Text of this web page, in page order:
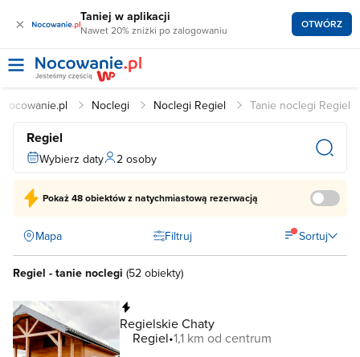
× Taniej w aplikacji
Nawet 20% zniżki po zalogowaniu OTWÓRZ
Nocowanie.pl Noclegi Noclegi Regiel Tanie noclegi Regiel
Regiel
Wybierz daty 2 osoby
Pokaż48 obiektówz natychmiastową rezerwacją
Mapa Filtruj Sortuj
Regiel - tanie noclegi (52 obiekty)
Regielskie Chaty
Regiel 1,1 km od centrum